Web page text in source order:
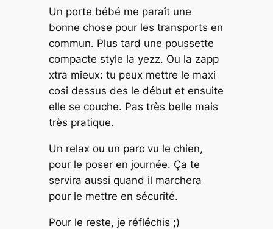
Un porte bébé me paraît une
bonne chose pour les transports en
commun. Plus tard une poussette
compacte style la yezz. Ou la zapp
xtra mieux: tu peux mettre le maxi
cosi dessus des le début et ensuite
elle se couche. Pas très belle mais
très pratique.
Un relax ou un parc vu le chien,
pour le poser en journée. Ça te
servira aussi quand il marchera
pour le mettre en sécurité.
Pour le reste, je réfléchis ;)